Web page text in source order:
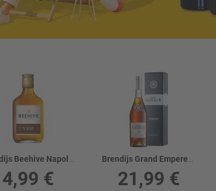
Brendijs Beehive Napoleon 40%
4,99 €
Brendijs Grand Empereur VSOP 40% kastē
21,99 €